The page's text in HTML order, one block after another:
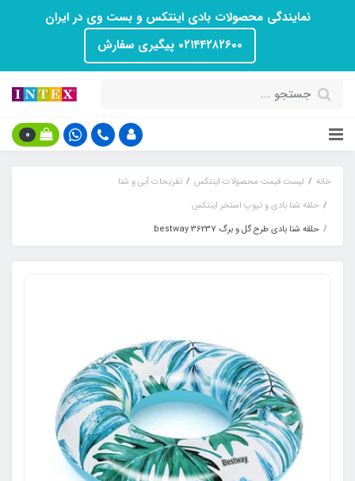
نمایندگی محصولات بادی اینتکس و بست وی در ایران
۰۲۱۴۴۲۸۲۶۰۰ پیگیری سفارش
0
خانه لیست قیمت محصولات اینتکس
تفریحات آبی و شنا
حلقه شنا بادی و تیوپ استخر اینتکس
حلقه شنا بادی طرح گل و برگ bestway 36237